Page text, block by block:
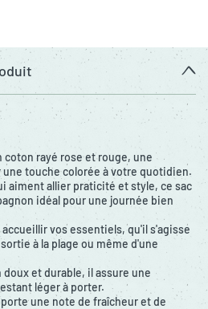
rayé rose et rouge, une
touche colorée à votre quotidien.
aiment allier praticité et style, ce sac
idéal pour une journée bien
vos essentiels, qu'il s'agisse
à la plage ou même d'une
et durable, il assure une
léger à porter.
une note de fraîcheur et de